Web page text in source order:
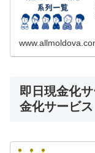
即日現金化
金化サービス